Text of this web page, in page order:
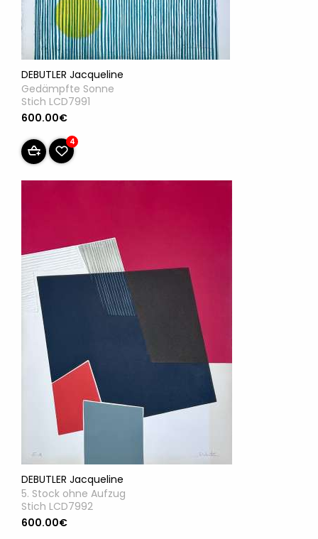
DEBUTLER Jacqueline
Gedämpfte Sonne
Stich LCD7991
600.00€
4
DEBUTLER Jacqueline
5. Stock ohne Aufzug
Stich LCD7992
600.00€